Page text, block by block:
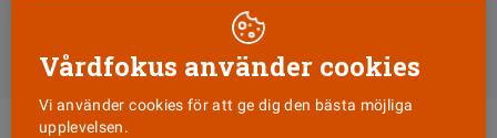
Till Vårdfokus startsida
Vårdfokus använder cookies
Vi använder cookies för att ge dig den bästa möjliga
upplevelsen.